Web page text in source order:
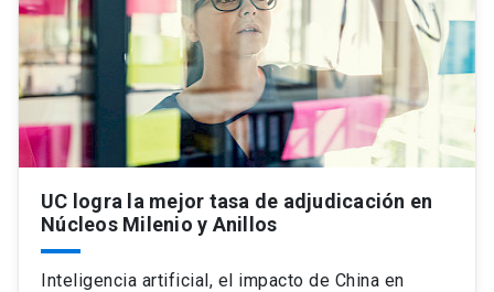
UC logra la mejor tasa de adjudicación en
Núcleos Milenio y Anillos
Inteligencia artificial, el impacto de China en